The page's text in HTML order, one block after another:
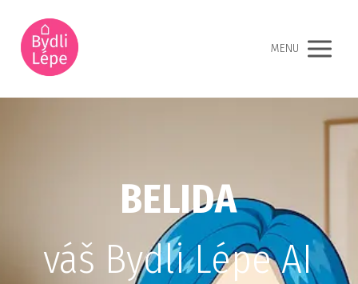
MENU
BELIDA
váš Bydli Lépe AI